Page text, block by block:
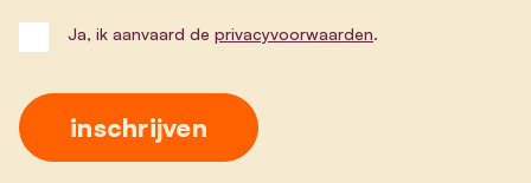
Ja, ik aanvaard de privacyvoorwaarden.